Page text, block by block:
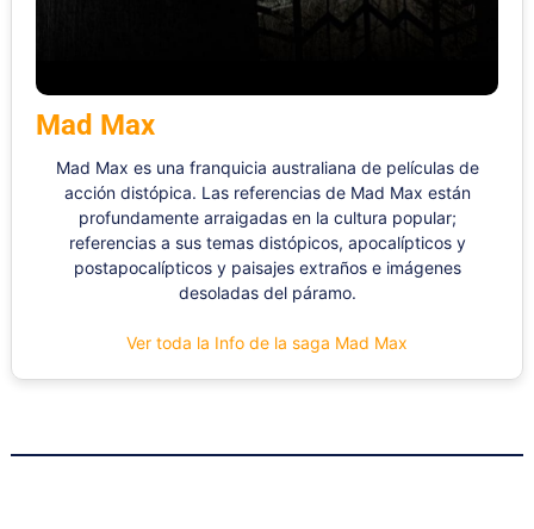
Mad Max
Mad Max es una franquicia australiana de películas de
acción distópica. Las referencias de Mad Max están
profundamente arraigadas en la cultura popular;
referencias a sus temas distópicos, apocalípticos y
postapocalípticos y paisajes extraños e imágenes
desoladas del páramo.
Ver toda la Info de la saga Mad Max